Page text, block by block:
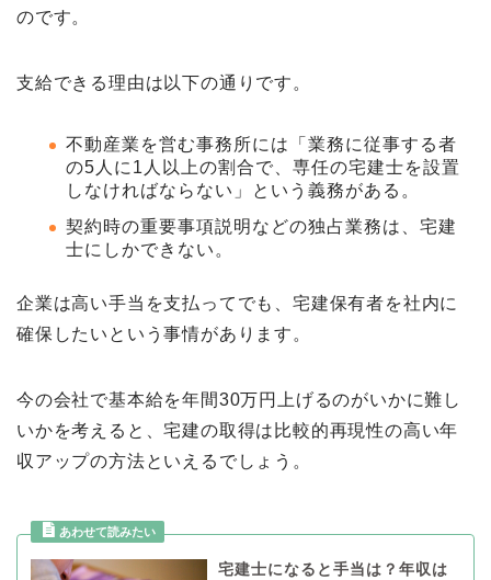
のです。
支給できる理由は以下の通りです。
不動産業を営む事務所には「業務に従事する者
の5人に1人以上の割合で、専任の宅建士を設置
しなければならない」という義務がある。
契約時の重要事項説明などの独占業務は、宅建
士にしかできない。
企業は高い手当を支払ってでも、宅建保有者を社内に
確保したいという事情があります。
今の会社で基本給を年間30万円上げるのがいかに難し
いかを考えると、宅建の取得は比較的再現性の高い年
収アップの方法といえるでしょう。
宅建士になると手当は？年収は